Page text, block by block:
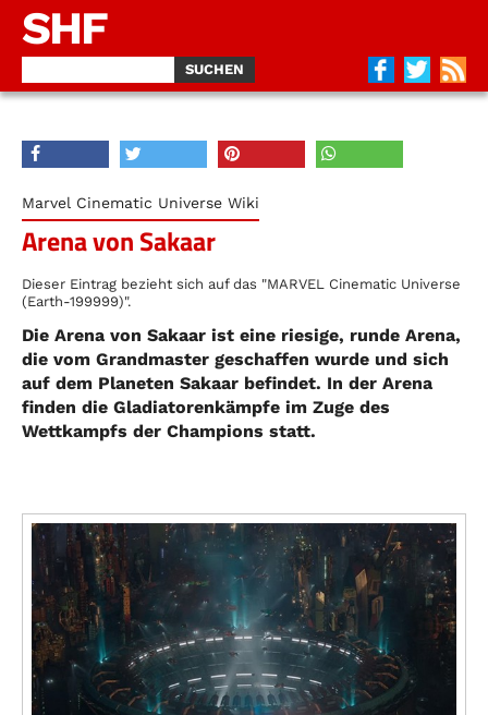
SHF
Marvel Cinematic Universe Wiki
Arena von Sakaar
Dieser Eintrag bezieht sich auf das "MARVEL Cinematic Universe
(Earth-199999)".
Die Arena von Sakaar ist eine riesige, runde Arena,
die vom Grandmaster geschaffen wurde und sich
auf dem Planeten Sakaar befindet. In der Arena
finden die Gladiatorenkämpfe im Zuge des
Wettkampfs der Champions statt.